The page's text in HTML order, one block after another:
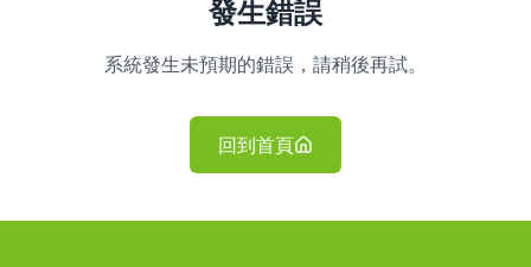
發生錯誤
系統發生未預期的錯誤，請稍後再試。
回到首頁